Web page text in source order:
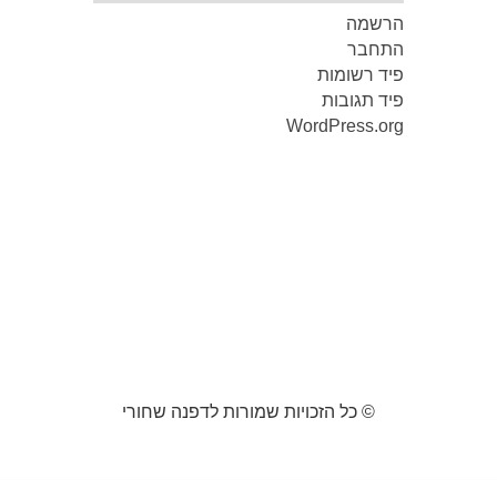
הרשמה
התחבר
פיד רשומות
פיד תגובות
WordPress.org
© כל הזכויות שמורות לדפנה שחורי